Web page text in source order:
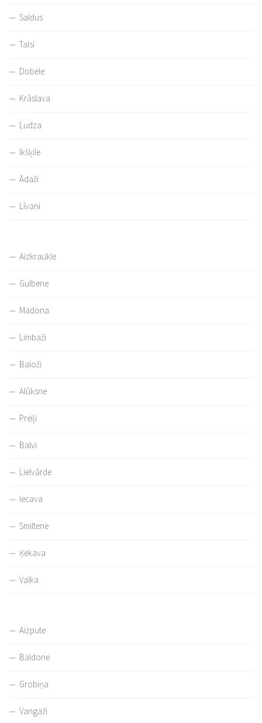
Saldus
Talsi
Dobele
Krāslava
Ludza
Ikšķile
Ādaži
Līvani
Aizkraukle
Gulbene
Madona
Limbaži
Baloži
Alūksne
Preiļi
Balvi
Lielvārde
Iecava
Smiltene
Ķekava
Valka
Aizpute
Baldone
Grobiņa
Vangaži